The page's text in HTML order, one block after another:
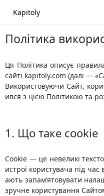
Kapitoly
Політика
Ця Політика описує
сайті kapitoly.com (далі —
Використовуючи Сайт,
ився з цією Політикою та
1. Що таке cookie
Cookie — це невеликі
истрої користувача під
ають запам’ятовувати
зручне користування